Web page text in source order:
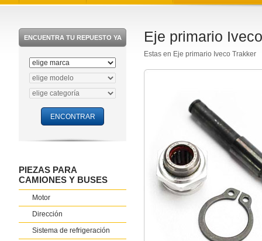
ENCUENTRA TU REPUESTO YA
PIEZAS PARA
CAMIONES Y BUSES
Motor
Dirección
Sistema de refrigeración
Eje primario
Estas en Eje primario Iveco Trakker